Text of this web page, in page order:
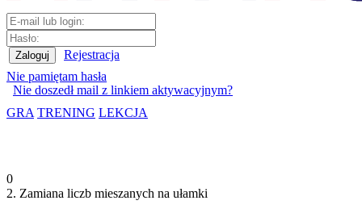
Rejestracja
Nie pamiętam hasła
Nie doszedł mail z linkiem aktywacyjnym?
GRA TRENING LEKCJA
0
2. Zamiana liczb mieszanych na ułamki